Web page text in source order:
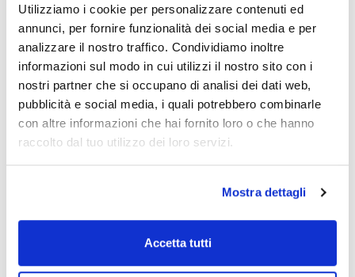
Utilizziamo i cookie per personalizzare contenuti ed
annunci, per fornire funzionalità dei social media e per
analizzare il nostro traffico. Condividiamo inoltre
informazioni sul modo in cui utilizzi il nostro sito con i
nostri partner che si occupano di analisi dei dati web,
pubblicità e social media, i quali potrebbero combinarle
con altre informazioni che hai fornito loro o che hanno
raccolto dal tuo utilizzo dei loro servizi.
Mostra dettagli
Accetta tutti
Disponibilità
Controlla le
scorte
Diametro
Diametro
Altezza (mm)
Conf. (unità)
Codice
ConfezionamentoPrezzo